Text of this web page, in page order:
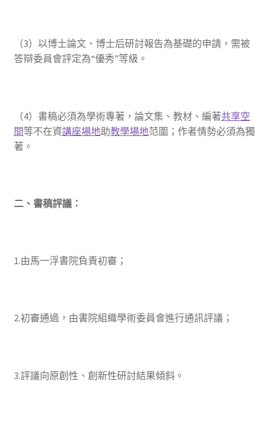
（3）以博士論文、博士后研討報告為基礎的申請，需被
答辯委員會評定為“優秀”等級。
（4）書稿必須為學術專著，論文集、教材、編著共享空
間等不在資講座場地助教學場地范圍；作者情勢必須為獨
著。
二、書稿評議：
1.由馬一浮書院負責初審；
2.初審通過，由書院組織學術委員會進行通訊評議；
3.評議向原創性、創新性研討結果傾斜。